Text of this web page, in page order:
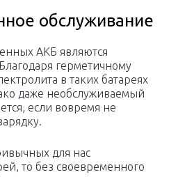
обслуживание
АКБ являются
герметичному
в таких батареях
даже необслуживаемый
если вовремя не
для нас
то без своевременного